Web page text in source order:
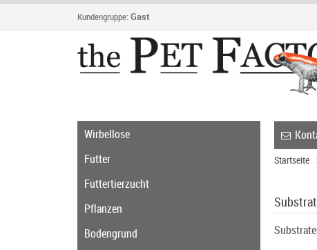
Kundengruppe: Gast
Startseite
Wirbellose
Futter
Futtertierzucht
Pflanzen
Bodengrund